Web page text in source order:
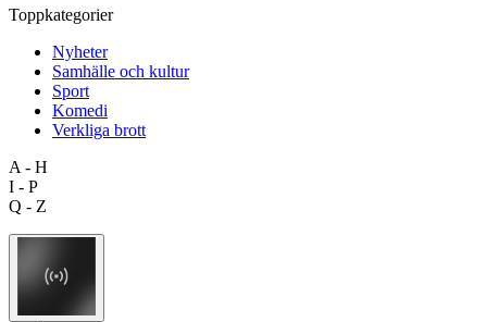
Toppkategorier
Nyheter
Samhälle och kultur
Sport
Komedi
Verkliga brott
A - H
I - P
Q - Z